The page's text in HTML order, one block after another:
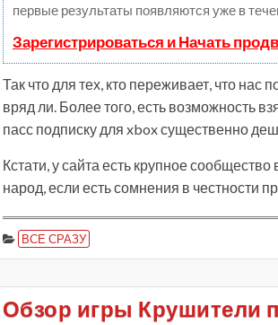
первые результаты появляются уже в
Зарегистрироваться и Начать
Так что для тех, кто переживает, что нас
вряд ли. Более того, есть возможность
пасс подписку для xbox существенно
Кстати, у сайта есть крупное
народ, если есть сомнения в честности
ВСЕ СРАЗУ
Обзор игры Крушители